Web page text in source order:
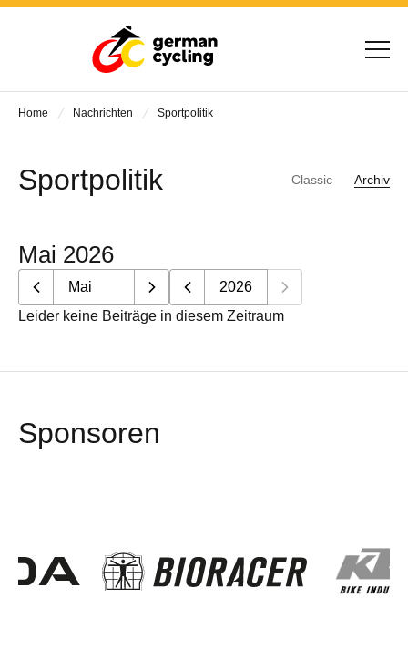
Home Nachrichten Sportpolitik
Sportpolitik Classic Archiv
Mai 2026
Leider keine Beiträge in diesem Zeitraum
Sponsoren